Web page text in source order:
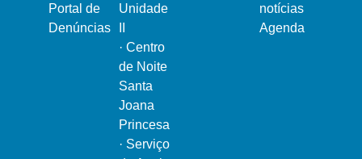
Portal de
Denúncias
Unidade
· Centro
de Noite
Santa
Joana
Princesa
· Serviço
notícias
Agenda